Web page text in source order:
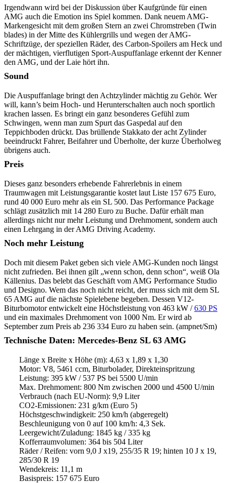
Irgendwann wird bei der Diskussion über Kaufgründe für einen
AMG auch die Emotion ins Spiel kommen. Dank neuem AMG-
Markengesicht mit dem großen Stern an zwei Chromstreben (Twin
blades) in der Mitte des Kühlergrills und wegen der AMG-
Schriftzüge, der speziellen Räder, des Carbon-Spoilers am Heck und
der mächtigen, vierflutigen Sport-Auspuffanlage erkennt der Kenner
den AMG, und der Laie hört ihn.
Sound
Die Auspuffanlage bringt den Achtzylinder mächtig zu Gehör. Wer
will, kann’s beim Hoch- und Herunterschalten auch noch sportlich
krachen lassen. Es bringt ein ganz besonderes Gefühl zum
Schwingen, wenn man zum Spurt das Gaspedal auf den
Teppichboden drückt. Das brüllende Stakkato der acht Zylinder
beeindruckt Fahrer, Beifahrer und Überholte, der kurze Überholweg
übrigens auch.
Preis
Dieses ganz besonders erhebende Fahrerlebnis in einem
Traumwagen mit Leistungsgarantie kostet laut Liste 157 675 Euro,
rund 40 000 Euro mehr als ein SL 500. Das Performance Package
schlägt zusätzlich mit 14 280 Euro zu Buche. Dafür erhält man
allerdings nicht nur mehr Leistung und Drehmoment, sondern auch
einen Lehrgang in der AMG Driving Academy.
Noch mehr Leistung
Doch mit diesem Paket geben sich viele AMG-Kunden noch längst
nicht zufrieden. Bei ihnen gilt „wenn schon, denn schon“, weiß Ola
Källenius. Das belebt das Geschäft vom AMG Performance Studio
und Designo. Wem das noch nicht reicht, der muss sich mit dem SL
65 AMG auf die nächste Spielebene begeben. Dessen V12-
Biturbomotor entwickelt eine Höchstleistung von 463 kW /630 PS
und ein maximales Drehmoment von 1000 Nm. Er wird ab
September zum Preis ab 236 334 Euro zu haben sein. (ampnet/Sm)
Technische Daten: Mercedes-Benz SL 63 AMG
Länge x Breite x Höhe (m): 4,63 x 1,89 x 1,30
Motor: V8, 5461 ccm, Biturbolader, Direkteinspritzung
Leistung: 395 kW / 537 PS bei 5500 U/min
Max. Drehmoment: 800 Nm zwischen 2000 und 4500 U/min
Verbrauch (nach EU-Norm): 9,9 Liter
CO2-Emissionen: 231 g/km (Euro 5)
Höchstgeschwindigkeit: 250 km/h (abgeregelt)
Beschleunigung von 0 auf 100 km/h: 4,3 Sek.
Leergewicht/Zuladung: 1845 kg / 335 kg
Kofferraumvolumen: 364 bis 504 Liter
Räder / Reifen: vorn 9,0 J x19, 255/35 R 19; hinten 10 J x 19,
285/30 R 19
Wendekreis: 11,1 m
Basispreis: 157 675 Euro